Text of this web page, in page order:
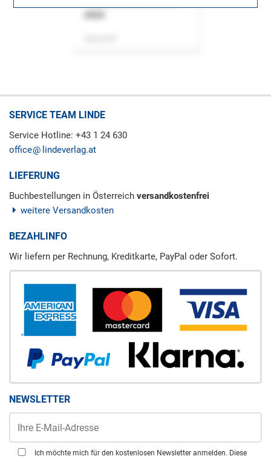
SERVICE TEAM LINDE
Service Hotline: +43 1 24 630
office
lindeverlag.at
LIEFERUNG
Buchbestellungen in Österreich versandkostenfrei
weitere Versandkosten
BEZAHLINFO
Wir liefern per Rechnung, Kreditkarte, PayPal oder Sofort.
NEWSLETTER
Ich möchte mich für den kostenlosen Newsletter anmelden. Diese